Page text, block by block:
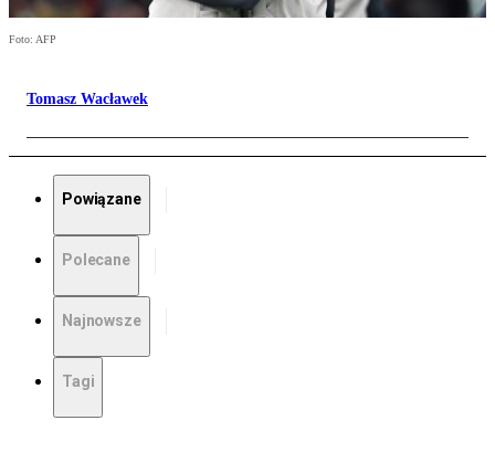
Foto: AFP
Tomasz Wacławek
Powiązane
Polecane
Najnowsze
Tagi